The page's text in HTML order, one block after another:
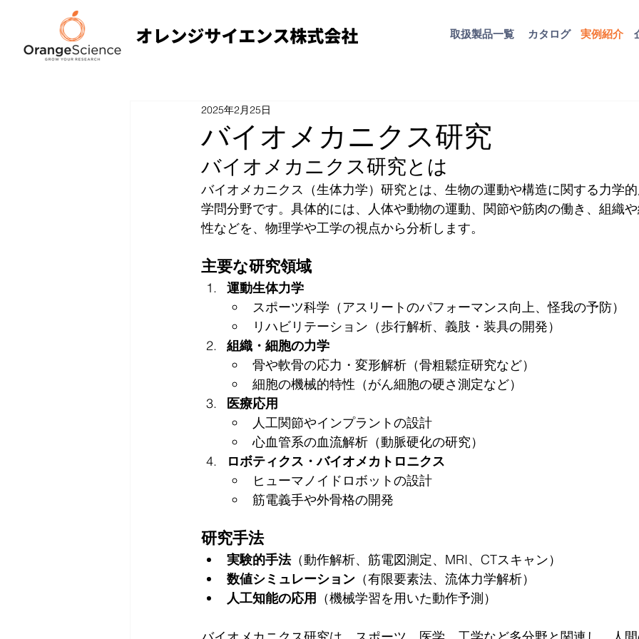
取扱​製品一覧 ​実例紹介
カタログ
バイオメカニクス研究
2025年2月25日
バイオメカニクス研究とは
バイオメカニクス（生体力学）研究とは、生物の運動や構造に関する力学
学問分野です。具体的には、人体や動物の運動、関節や筋肉の働き、組織
性などを、物理学や工学の視点から分析します。
主要な研究領域
運動生体力学
スポーツ科学（アスリートのパフォーマンス向上、怪我の予防）
リハビリテーション（歩行解析、義肢・装具の開発）
組織・細胞の力学
骨や軟骨の応力・変形解析（骨粗鬆症研究など）
細胞の機械的特性（がん細胞の硬さ測定など）
医療応用
人工関節やインプラントの設計
心血管系の血流解析（動脈硬化の研究）
ロボティクス・バイオメカトロニクス
ヒューマノイドロボットの設計
筋電義手や外骨格の開発
研究手法
実験的手法（動作解析、筋電図測定、MRI、CTスキャン）
数値シミュレーション （有限要素法、流体力学解析）
人工知能の応用 （機械学習を用いた動作予測）